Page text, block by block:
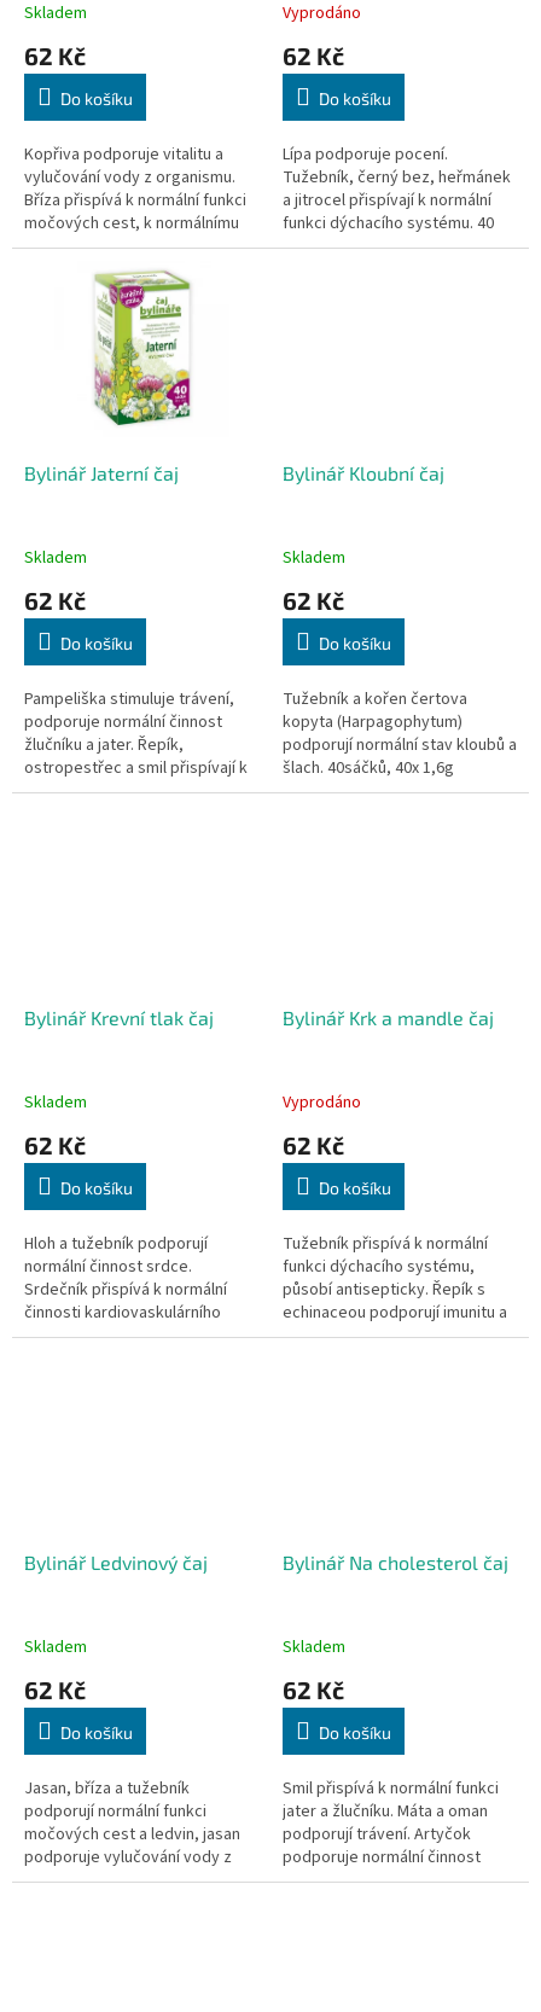
Skladem
62 Kč
Do košíku
Kopřiva podporuje vitalitu a
vylučování vody z organismu.
Bříza přispívá k normální funkci
močových cest, k normálnímu
trávení a detoxikaci. 40 sáčků,
Vyprodáno
62 Kč
Do košíku
Lípa podporuje pocení.
Tužebník, černý bez, heřmánek
a jitrocel přispívají k normální
funkci dýchacího systému. 40
sáčků, 40x 1,6g
Bylinář Jaterní čaj
Skladem
62 Kč
Do košíku
Pampeliška stimuluje trávení,
podporuje normální činnost
žlučníku a jater. Řepík,
ostropestřec a smil přispívají k
normálnímu trávení a normální
Bylinář Kloubní čaj
Skladem
62 Kč
Do košíku
Tužebník a kořen čertova
kopyta (Harpagophytum)
podporují normální stav kloubů a
šlach. 40sáčků, 40x 1,6g
Bylinář Krevní tlak čaj
Skladem
62 Kč
Do košíku
Hloh a tužebník podporují
normální činnost srdce.
Srdečník přispívá k normální
činnosti kardiovaskulárního
systému a k udržení normálního
Bylinář Krk a mandle čaj
Vyprodáno
62 Kč
Do košíku
Tužebník přispívá k normální
funkci dýchacího systému,
působí antisepticky. Řepík s
echinaceou podporují imunitu a
normální funkci horních
Bylinář Ledvinový čaj
Skladem
62 Kč
Do košíku
Jasan, bříza a tužebník
podporují normální funkci
močových cest a ledvin, jasan
podporuje vylučování vody z
těla. Zlatobýl přispívá k normální
Bylinář Na cholesterol čaj
Skladem
62 Kč
Do košíku
Smil přispívá k normální funkci
jater a žlučníku. Máta a oman
podporují trávení. Artyčok
podporuje normální činnost
srdce, krevních lipidů. 40 sáčků,